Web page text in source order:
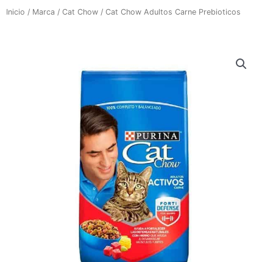
Inicio / Marca / Cat Chow / Cat Chow Adultos Carne Prebioticos